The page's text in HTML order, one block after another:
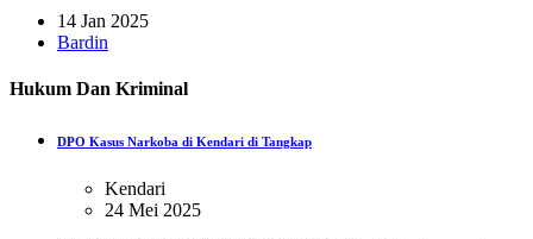
14 Jan 2025
Bardin
Hukum Dan Kriminal
DPO Kasus Narkoba di Kendari di Tangkap
Kendari
24 Mei 2025